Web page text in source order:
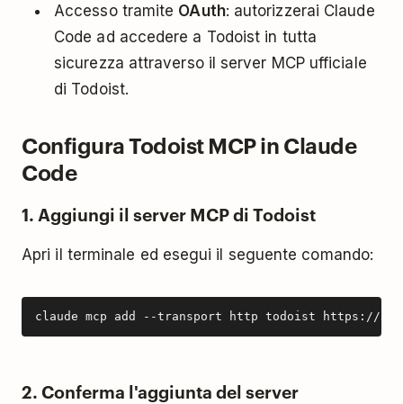
Accesso tramite OAuth: autorizzerai Claude
Code ad accedere a Todoist in tutta
sicurezza attraverso il server MCP ufficiale
di Todoist.
Configura Todoist MCP in Claude
Code
1. Aggiungi il server MCP di Todoist
Apri il terminale ed esegui il seguente comando:
claude mcp add --transport http todoist https://
2. Conferma l'aggiunta del server